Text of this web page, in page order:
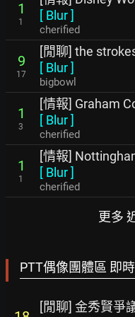
1
1
[ Blur]
cherified
9
17
[閒聊] the
[ Blur]
bigbowl
1
3
[情報] Graham
[ Blur]
cherified
1
1
[情報]
[ Blur]
cherified
更多
PTT偶像團體區 即
[閒聊] 金秀賢爭